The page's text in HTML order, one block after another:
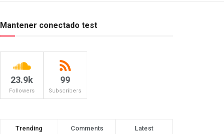
Mantener conectado test
23.9k
Followers
99
Subscribers
Trending Comments Latest